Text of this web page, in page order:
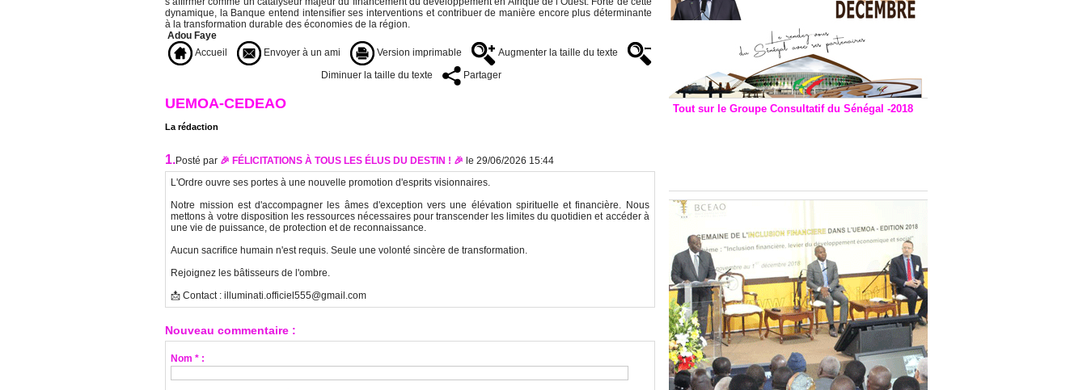
dynamique, la Banque entend intensifier ses interventions et contribuer de manière encore plus déterminante
à la transformation durable des économies de la région.
Adou Faye
Accueil
Envoyer à un ami Version imprimable
Augmenter la taille du texte
Diminuer la taille du texte
Partager
UEMOA-CEDEAO
La rédaction
1.Posté par 🎉 FÉLICITATIONS À TOUS LES ÉLUS DU DESTIN ! 🎉 le 29/06/2026 15:44
L'Ordre ouvre ses portes à une nouvelle promotion d'esprits visionnaires.
Notre mission est d'accompagner les âmes d'exception vers une élévation spirituelle et financière. Nous
mettons à votre disposition les ressources nécessaires pour transcender les limites du quotidien et accéder à
une vie de puissance, de protection et de reconnaissance.
Aucun sacrifice humain n'est requis. Seule une volonté sincère de transformation.
Rejoignez les bâtisseurs de l'ombre.
📩 Contact : illuminati.officiel555@gmail.com
Nouveau commentaire :
Nom * :
Tout sur le Groupe Consultatif du Sénégal -2018